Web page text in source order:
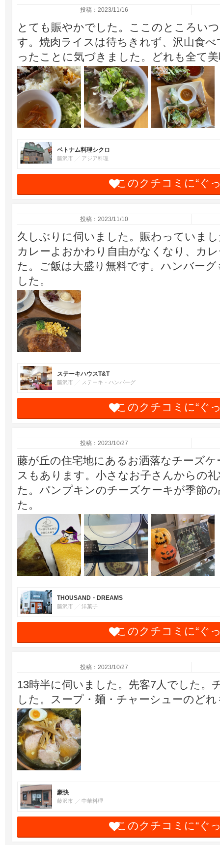
投稿：2023/11/16
とても賑やかでした。ここのところい
す。焼肉ライスは待ちきれず、沢山食
ったことに気づきました。どれも全て
ベトナム料理シクロ
藤沢市 アジア料理
このクチコミに“ぐ
投稿：2023/11/10
久しぶりに伺いました。賑わっていま
カレーよおかわり自由がなくなり、カ
た。ご飯は大盛り無料です。ハンバー
した。
ステーキハウスT&T
藤沢市 ステーキ・ハンバーグ
このクチコミに“ぐ
投稿：2023/10/27
藤が丘の住宅地にあるお洒落なチーズ
スもあります。小さなお子さんからの
た。パンプキンのチーズケーキが季節
た。
THOUSAND・DREAMS
藤沢市 洋菓子
このクチコミに“ぐ
投稿：2023/10/27
13時半に伺いました。先客7人でした。
した。スープ・麺・チャーシューのど
豪快
藤沢市 中華料理
このクチコミに“ぐ